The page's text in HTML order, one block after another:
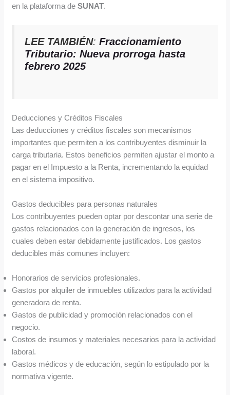
en la plataforma deSUNAT.
LEE TAMBIÉN:Fraccionamiento
Tributario: Nueva prorroga hasta
febrero 2025
Deducciones y Créditos Fiscales
Las deducciones y créditos fiscales son mecanismos
importantes que permiten a los contribuyentes disminuir la
carga tributaria. Estos beneficios permiten ajustar el monto a
pagar en el Impuesto a la Renta, incrementando la equidad
en el sistema impositivo.
Gastos deducibles para personas naturales
Los contribuyentes pueden optar por descontar una serie de
gastos relacionados con la generación de ingresos, los
cuales deben estar debidamente justificados. Los gastos
deducibles más comunes incluyen:
Honorarios de servicios profesionales.
Gastos por alquiler de inmuebles utilizados para la actividad
generadora de renta.
Gastos de publicidad y promoción relacionados con el
negocio.
Costos de insumos y materiales necesarios para la actividad
laboral.
Gastos médicos y de educación, según lo estipulado por la
normativa vigente.